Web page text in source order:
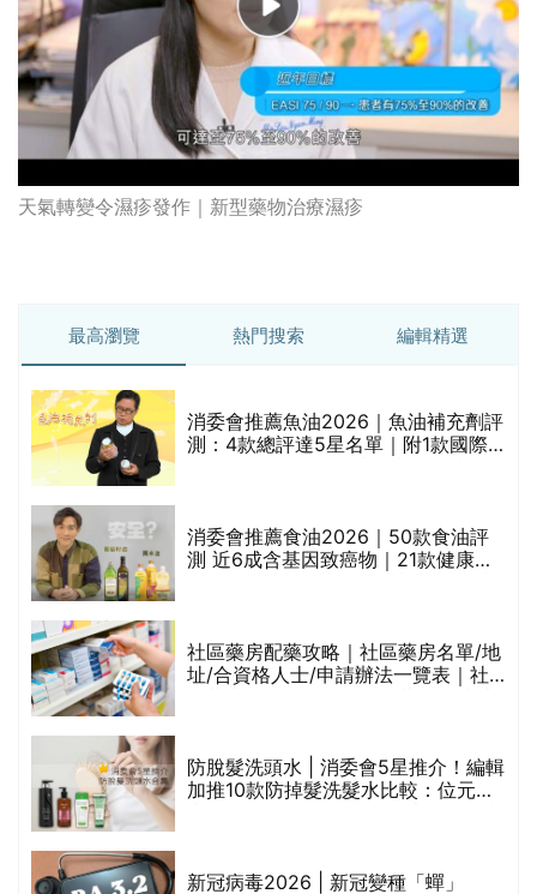
天氣轉變令濕疹發作｜新型藥物治療濕疹
最高瀏覽 熱門搜索 編輯精選
消委會推薦魚油2026｜魚油補充劑評
測：4款總評達5星名單｜附1款國際
消委會推薦食油2026｜50款食油評
測 近6成含基因致癌物｜21款健康煮
社區藥房配藥攻略｜社區藥房名單/地
址/合資格人士/申請辦法一覽表｜社
防脫髮洗頭水 | 消委會5星推介！編輯
加推10款防掉髮洗髮水比較：位元
新冠病毒2026 | 新冠變種「蟬」